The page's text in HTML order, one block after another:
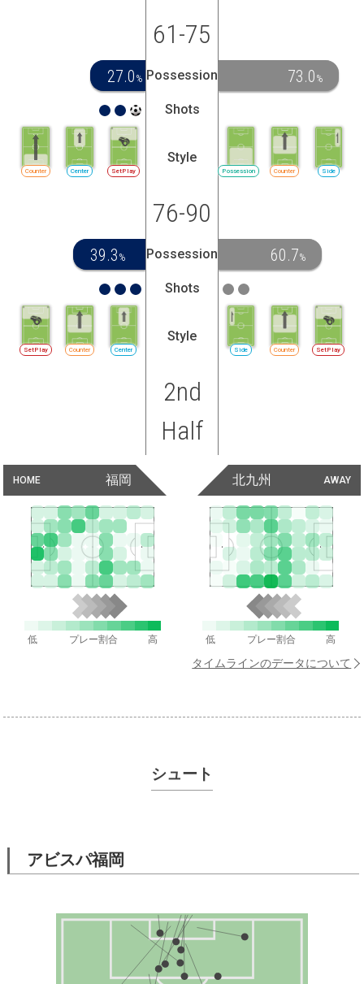
61-75
27.0 % Possession 73.0 %
Shots
SetPlay
Center
Counter
Style
Possession Counter Side
76-90
39.3 % Possession 60.7%
Shots
Center
Counter
SetPlay
Style
Side Counter SetPlay
2nd
Half
HOME 福岡 AWAY
北九州
低 プレー割合 高 低 プレー割合 高
タイムラインのデータについて
シュート
アビスパ福岡